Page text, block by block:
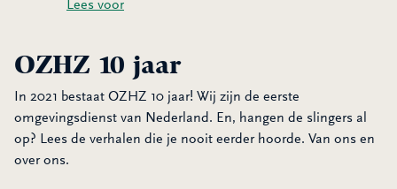
Lees voor
OZHZ 10 jaar
In 2021 bestaat OZHZ 10 jaar! Wij zijn de eerste
omgevingsdienst van Nederland. En, hangen de slingers al
op? Lees de verhalen die je nooit eerder hoorde. Van ons en
over ons.